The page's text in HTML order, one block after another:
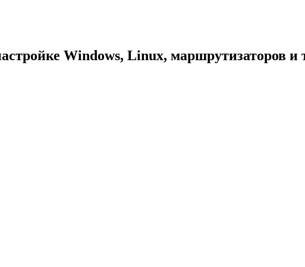
Windows, Linux, маршрутизаторов и